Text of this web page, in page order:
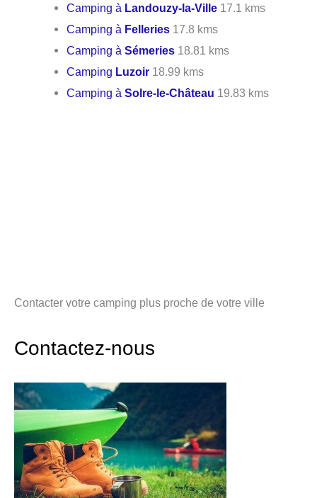
Camping à Landouzy-la-Ville 17.1 kms
Camping à Felleries 17.8 kms
Camping àSémeries 18.81 kms
Camping Luzoir 18.99 kms
Camping àSolre-le-Château 19.83 kms
Contacter votre camping plus proche de votre ville
Contactez-nous